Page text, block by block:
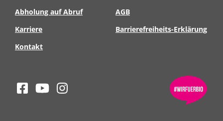
Abholung auf Abruf
Karriere
Kontakt
AGB
Barrierefreiheits-Erklärung